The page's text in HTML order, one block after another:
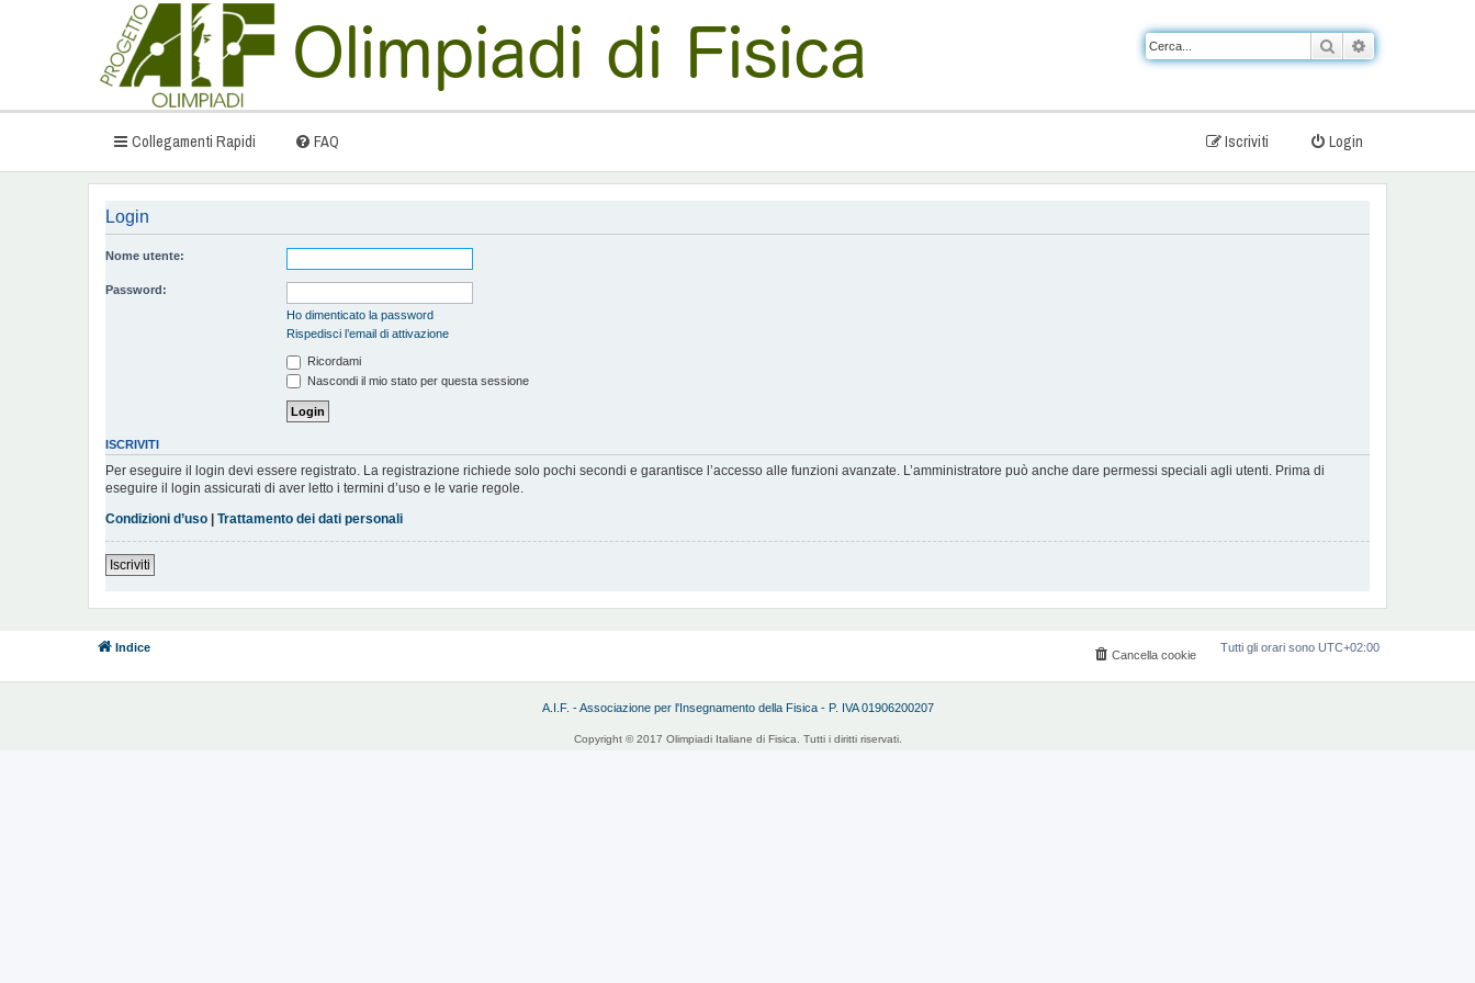
Cerca
Collegamenti Rapidi FAQ Login
Iscriviti
Login
Nome utente:
Password:
Ho dimenticato la password
Rispedisci l’email di attivazione
Ricordami
Nascondi il mio stato per questa sessione
ISCRIVITI
Per eseguire il login devi essere registrato. La registrazione richiede solo pochi secondi e garantisce l’accesso alle funzioni avanzate. L’amministratore può anche dare permessi speciali agli utenti. Prima di
eseguire il login assicurati di aver letto i termini d’uso e le varie regole.
Condizioni d’uso | Trattamento dei dati personali
Iscriviti
Indice Tutti gli orari sono UTC+02:00
Cancella cookie
A.I.F. - Associazione per l'Insegnamento della Fisica - P. IVA 01906200207
Copyright © 2017 Olimpiadi Italiane di Fisica. Tutti i diritti riservati.